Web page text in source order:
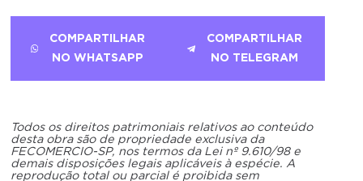
COMPARTILHAR
NO WHATSAPP
COMPARTILHAR
NO TELEGRAM
Todos os direitos patrimoniais relativos ao conteúdo
desta obra são de propriedade exclusiva da
FECOMERCIO-SP, nos termos da Lei nº 9.610/98 e
demais disposições legais aplicáveis à espécie. A
reprodução total ou parcial é proibida sem